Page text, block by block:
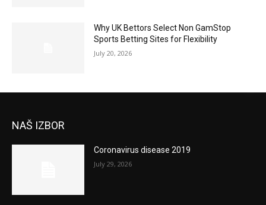
Why UK Bettors Select Non GamStop
Sports Betting Sites for Flexibility
July 20, 2026
NAŠ IZBOR
Coronavirus disease 2019
July 29, 2026